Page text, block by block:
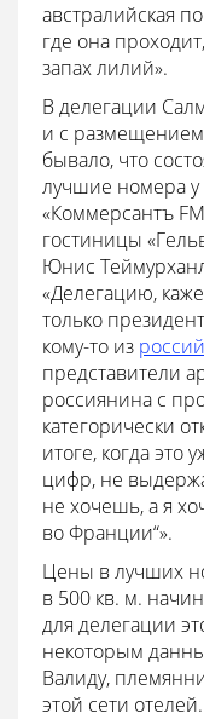
австралийская
где она
запах лилий».
В делегации
и с
бывало, что
лучшие номера у
«Коммерсантъ
гостиницы
Юнис
«Делегацию,
только
кому-то из
представители
россиянина с
категорически
итоге, когда это
цифр, не
не хочешь, а я
во Франции“».
Цены в лучших
в 500 кв. м.
для делегации
некоторым
Валиду,
этой сети отелей.